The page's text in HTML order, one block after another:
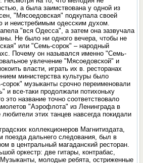
а была заимствована у одной из
"Мясоедовская" подкупала своей
и неистребимым одесским духом.
"вся Одесса", а затем она зазвучала
Не было ни одного вечера, чтобы не
или "Семь-сорок" – народный
Почему он назывался именно "Семь-
увлечение "Мясоедовской" и
власти, играть их в. ресторанах
министерства культуры было
музыканты срочно переименовали
и все-таки продолжали потихоньку
это название точно соответствовало
"Аэрофлота" из Ленинграда в
этих танцев навсегда покидали
коллекционеров Магнитиздата,
поезда дальнего следования, был в
в центральный магаданский ресторан.
оркестр: две гитары, контрабас,
молодые ребята, остриженные